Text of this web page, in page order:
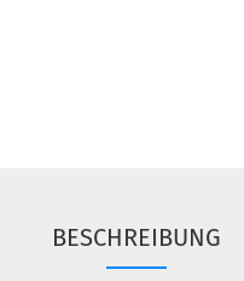
BESCHREIBUNG